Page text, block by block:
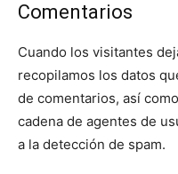
Comentarios
Cuando los visitantes
recopilamos los datos
de comentarios, así
cadena de agentes de
a la detección de spam.